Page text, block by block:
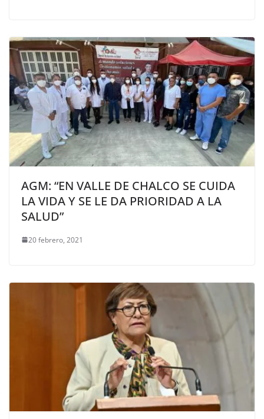
AGM: “EN VALLE DE CHALCO SE CUIDA
LA VIDA Y SE LE DA PRIORIDAD A LA
SALUD”
20 febrero, 2021